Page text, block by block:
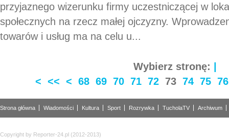
przyjaznego wizerunku firmy uczestniczącej w
społecznych na rzecz małej ojczyzny.
towarów i usług ma na celu u...
Wybierz stronę: |
< << < 68 69 70 71 72 73 74 75 76
Strona główna Wiadomości Kultura Sport Rozrywka TucholaTV Archiwum
Copyright by Reporter-24.pl (2012-2013)